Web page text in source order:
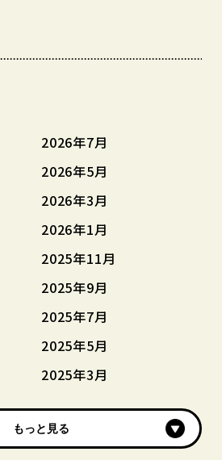
2026年7月
2026年5月
2026年3月
2026年1月
2025年11月
2025年9月
2025年7月
2025年5月
2025年3月
もっと見る
もっと見る